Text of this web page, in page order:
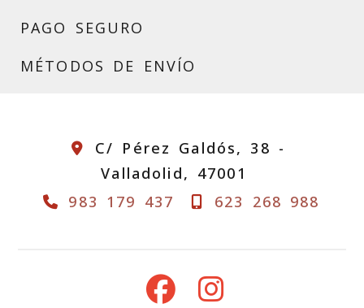
PAGO SEGURO
MÉTODOS DE ENVÍO
C/ Pérez Galdós, 38 -
Valladolid, 47001
983 179 437
623 268 988